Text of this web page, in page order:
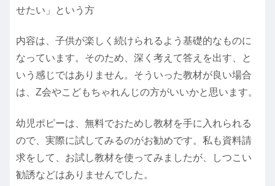
せたい」という方
内容は、子供が楽しく続けられるよう基礎的なものに
なっています。そのため、深く考えて答えを出す、と
いう感じではありません。そういった教材が良い場合
は、Z会やこどもちゃれんじの方がいいかと思います。
幼児ポピーは、無料でおためし教材を手に入れられる
ので、実際に試してみるのがお勧めです。 私も資料請
求をして、お試し教材を使ってみましたが、しつこい
勧誘などはありませんでした。